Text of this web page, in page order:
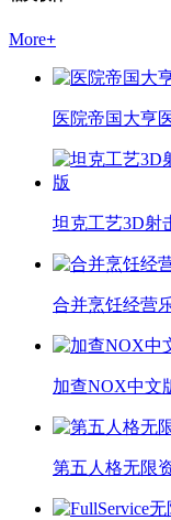
More+
医院帝国大亨
坦克工艺3D射
合并烹饪经营
加查NOX中文
第五人格无限